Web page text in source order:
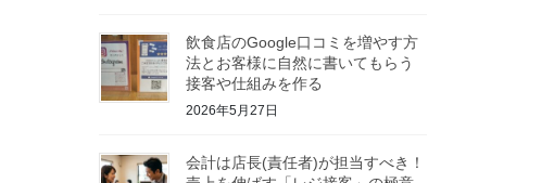
飲食店のGoogle口コミを増やす方
法とお客様に自然に書いてもらう
接客や仕組みを作る
2026年5月27日
会計は店長(責任者)が担当すべき！